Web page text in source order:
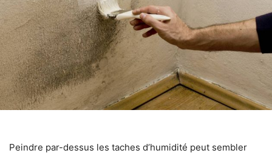
Peindre par-dessus les taches d’humidité peut sembler